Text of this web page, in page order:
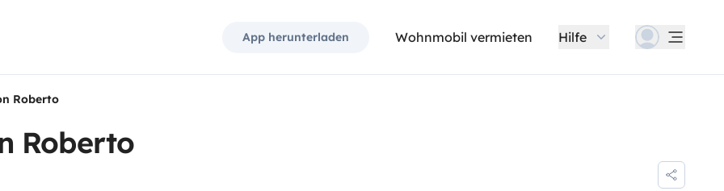
App herunterladen Wohnmobil vermieten Hilfe
Roberto
Roberto